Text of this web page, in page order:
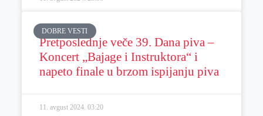
DOBRE VESTI
Pretposlednje veče 39. Dana piva –
Koncert „Bajage i Instruktora“ i
napeto finale u brzom ispijanju piva
11. avgust 2024. 03:20